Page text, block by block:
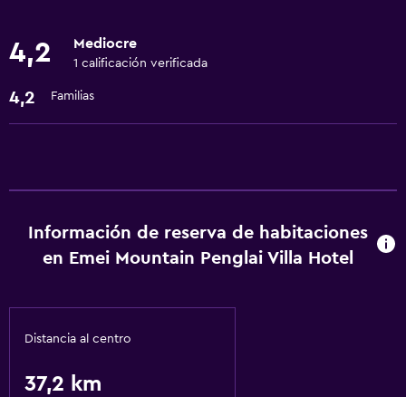
Wifi gratis
Espacio de almacenamiento
4,2 Mediocre
1 calificación verificada
4,2 Familias
Información de reserva de habitaciones
en Emei Mountain Penglai Villa Hotel
Distancia al centro
37,2 km